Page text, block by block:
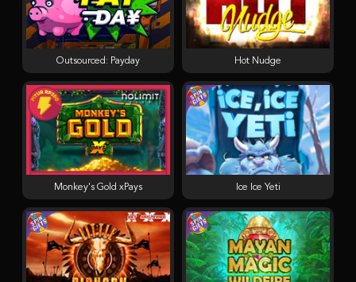
Outsourced: Payday Hot Nudge
Monkey's Gold xPays Ice Ice Yeti